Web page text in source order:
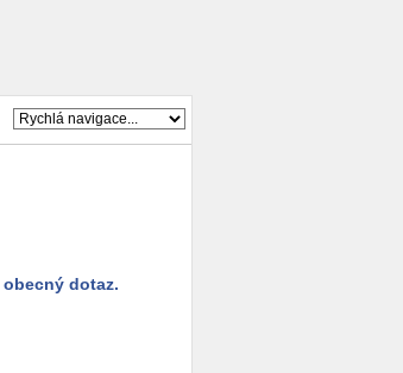
obecný dotaz.